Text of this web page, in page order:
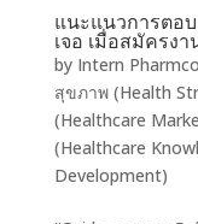
แนะแนวการตอ
เจอ เมื่อสมัครงา
by Intern
สุขภาพ (Health
(Healthcare
(Healthcare
Development)